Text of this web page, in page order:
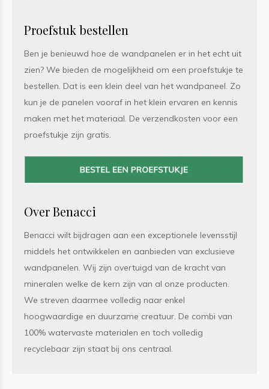
Proefstuk bestellen
Ben je benieuwd hoe de wandpanelen er in het echt uit
zien? We bieden de mogelijkheid om een proefstukje te
bestellen. Dat is een klein deel van het wandpaneel. Zo
kun je de panelen vooraf in het klein ervaren en kennis
maken met het materiaal. De verzendkosten voor een
proefstukje zijn gratis.
Over Benacci
Benacci wilt bijdragen aan een exceptionele levensstijl
middels het ontwikkelen en aanbieden van exclusieve
wandpanelen. Wij zijn overtuigd van de kracht van
mineralen welke de kern zijn van al onze producten.
We streven daarmee volledig naar enkel
hoogwaardige en duurzame creatuur. De combi van
100% watervaste materialen en toch volledig
recyclebaar zijn staat bij ons centraal.